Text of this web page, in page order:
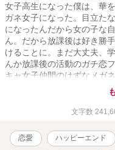
女子高生になった僕は、華
ガネ女子になった。目立た
になったんだから女の子な
ん。だから放課後は好き勝
けることに。まだ大丈夫、
んか放課後の活動のガチ恋
キャ女子仲間のはずなメガ
距離詰めてきた。ちょっと
けどまだセーフ。まだバレ
んも気がついたら異様に親
大丈夫、学校での僕は地味
あ、バレた。 女の勘って
文字数
恋愛 ハッピーエンド